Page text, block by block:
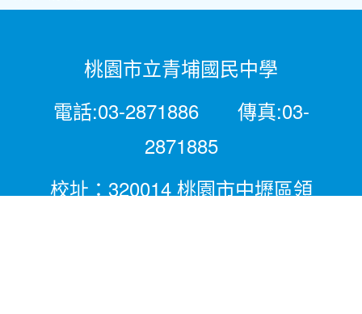
桃園市立青埔國民中學
電話:03-2871886 傳真:03-
2871885
校址：320014 桃園市中壢區領